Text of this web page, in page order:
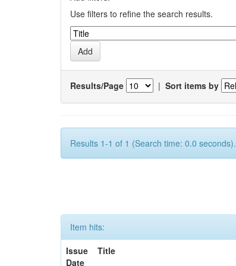
Use filters to refine the search results.
Results/Page | Sort items by
Results 1-1 of 1 (Search time: 0.0 seconds).
Item hits:
Issue
Date
Title